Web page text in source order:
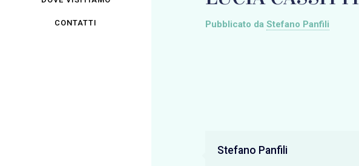
CONTATTI Pubblicato da Stefano Panfili
Stefano Panfili